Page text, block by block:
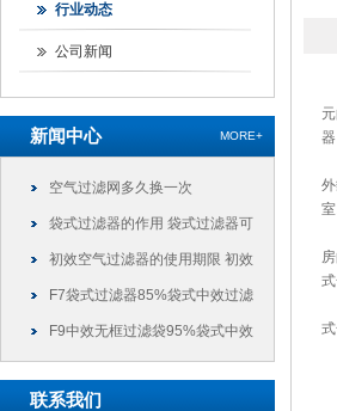
行业动态
公司新闻
新闻中心 MORE+
空气过滤网多久换一次
袋式过滤器的作用 袋式过滤器可
以干什么
初效空气过滤器的使用期限 初效
过滤器可以使用多久
F7袋式过滤器85%袋式中效过滤
袋
F9中效无框过滤袋95%袋式中效
过滤袋
联系我们